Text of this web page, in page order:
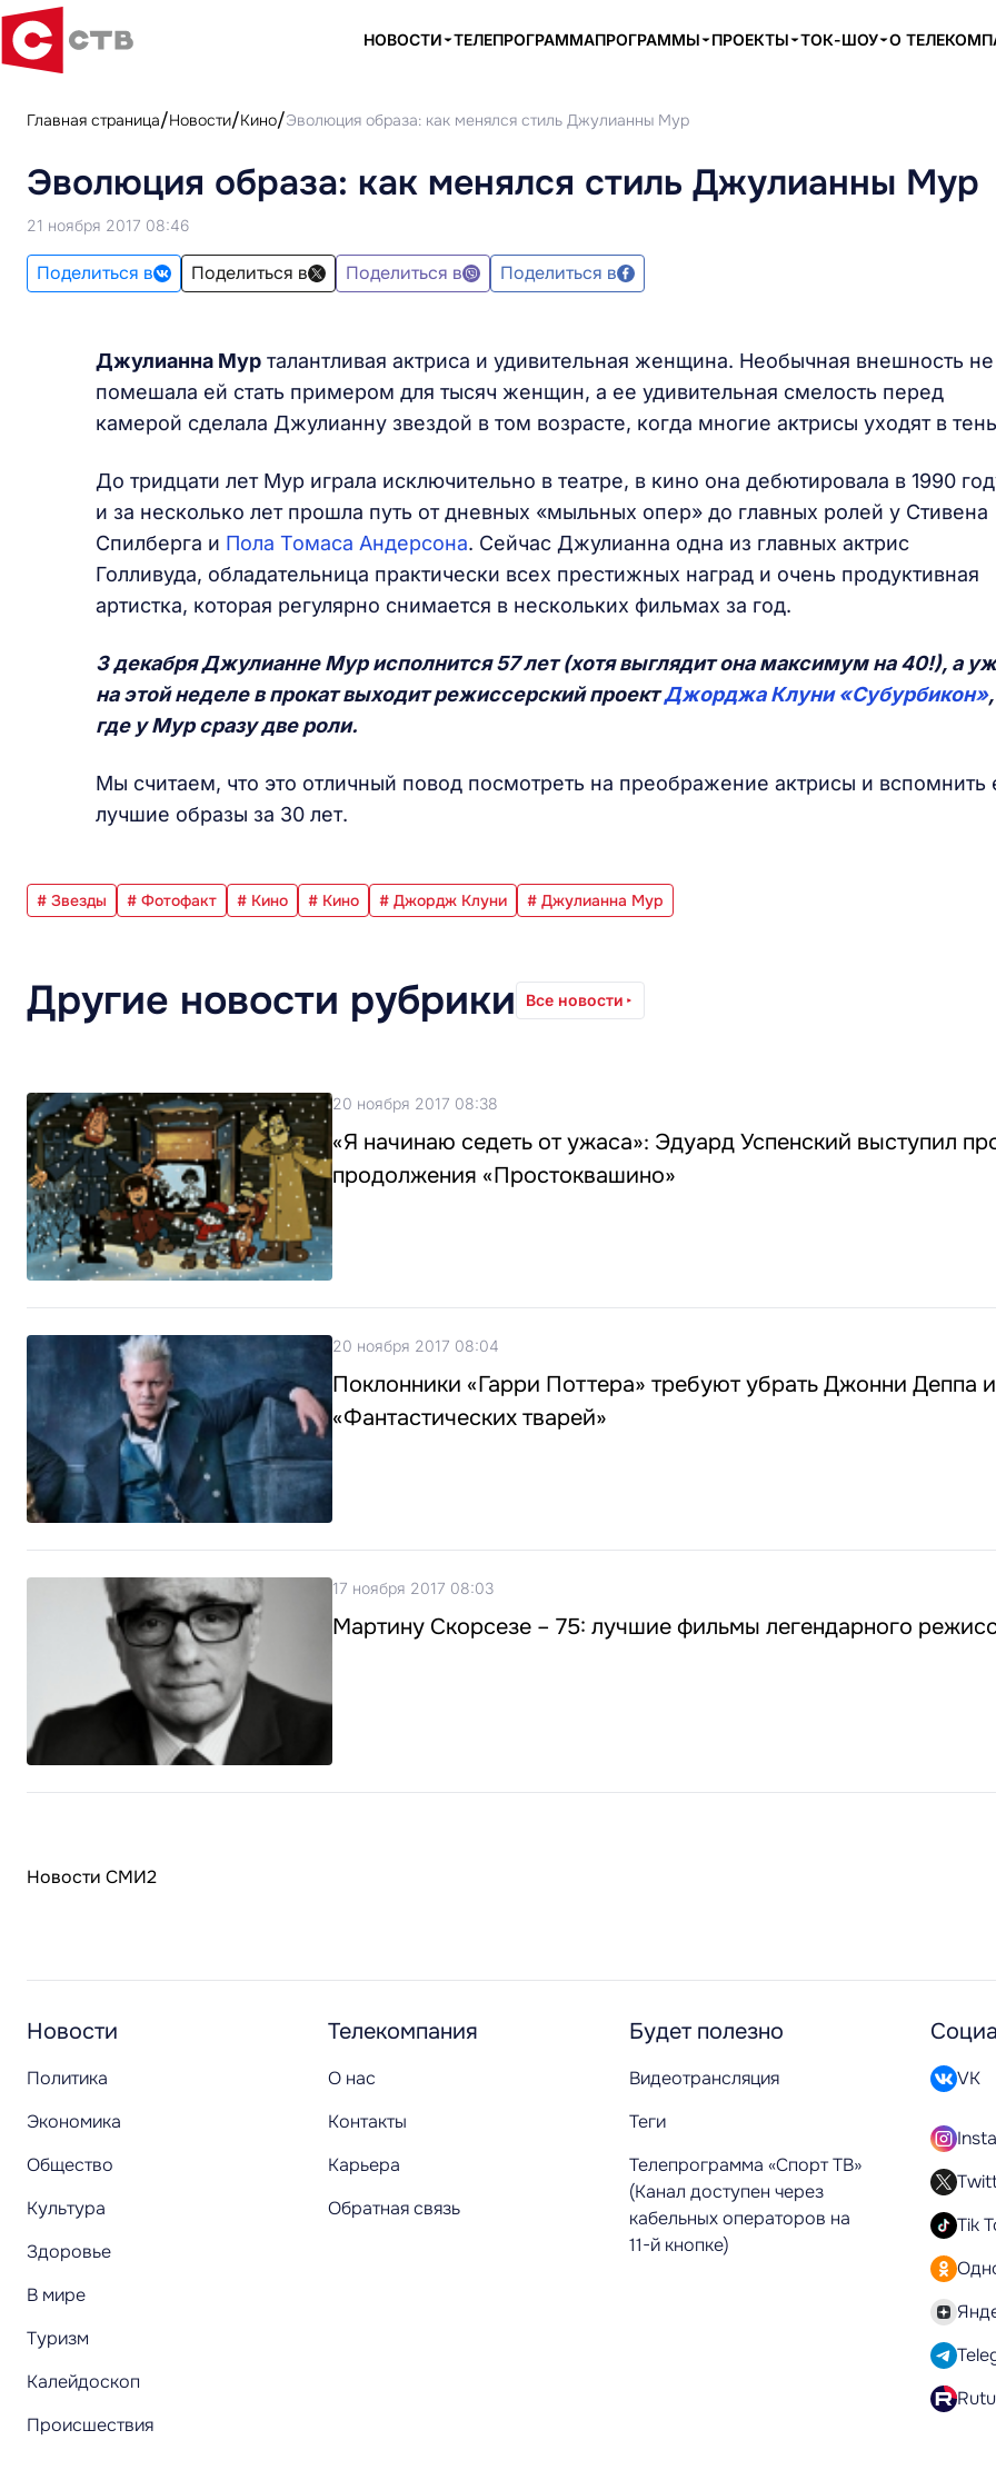
НОВОСТИ ТЕЛЕПРОГРАММАПРОГРАММЫ ПРОЕКТЫ ТОК-ШОУ О
Главная страница Новости Кино Эволюция образа: как менялся стиль Джулианны Мур
Эволюция образа: как менялся стиль Джулианны Мур
21 ноября 2017 08:46
Поделиться в Поделиться в Поделиться в Поделиться в
Джулианна Мур талантливая актриса и удивительная женщина. Необычная внешность не
помешала ей стать примером для тысяч женщин, а ее удивительная смелость перед
камерой сделала Джулианну звездой в том возрасте, когда многие актрисы уходят в
До тридцати лет Мур играла исключительно в театре, в кино она дебютировала в 1990
и за несколько лет прошла путь от дневных «мыльных опер» до главных ролей у Стивена
Спилберга и Пола Томаса Андерсона. Сейчас Джулианна одна из главных актрис
Голливуда, обладательница практически всех престижных наград и очень продуктивная
артистка, которая регулярно снимается в нескольких фильмах за год.
3 декабря Джулианне Мур исполнится 57 лет (хотя выглядит она максимум на 40!), а
на этой неделе в прокат выходит режиссерский проектДжорджа Клуни «Субурбикон»,
где у Мур сразу две роли.
Мы считаем, что это отличный повод посмотреть на преображение актрисы и вспомнить
лучшие образы за 30 лет.
# Звезды # Фотофакт # Кино # Кино # Джордж Клуни # Джулианна Мур
Другие новости рубрики Все новости
20 ноября 2017 08:38
«Я начинаю седеть от ужаса»: Эдуард Успенский выступил
продолжения «Простоквашино»
20 ноября 2017 08:04
Поклонники «Гарри Поттера» требуют убрать Джонни Деппа
«Фантастических тварей»
17 ноября 2017 08:03
Мартину Скорсезе – 75: лучшие фильмы легендарного
Новости СМИ2
Новости
Политика
Экономика
Общество
Культура
Здоровье
В мире
Туризм
Калейдоскоп
Происшествия
Телекомпания
О нас
Контакты
Карьера
Обратная связь
Будет полезно
Видеотрансляция
Теги
Телепрограмма «Спорт ТВ»
(Канал доступен через
кабельных операторов на
11-й кнопке)
VK
Tik